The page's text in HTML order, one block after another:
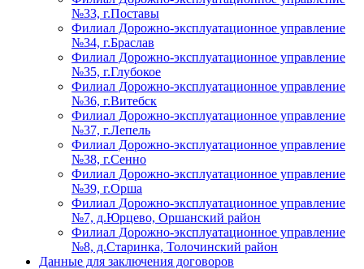
№33, г.Поставы
Филиал Дорожно-эксплуатационное управление
№34, г.Браслав
Филиал Дорожно-эксплуатационное управление
№35, г.Глубокое
Филиал Дорожно-эксплуатационное управление
№36, г.Витебск
Филиал Дорожно-эксплуатационное управление
№37, г.Лепель
Филиал Дорожно-эксплуатационное управление
№38, г.Сенно
Филиал Дорожно-эксплуатационное управление
№39, г.Орша
Филиал Дорожно-эксплуатационное управление
№7, д.Юрцево, Оршанский район
Филиал Дорожно-эксплуатационное управление
№8, д.Старинка, Толочинский район
Данные для заключения договоров